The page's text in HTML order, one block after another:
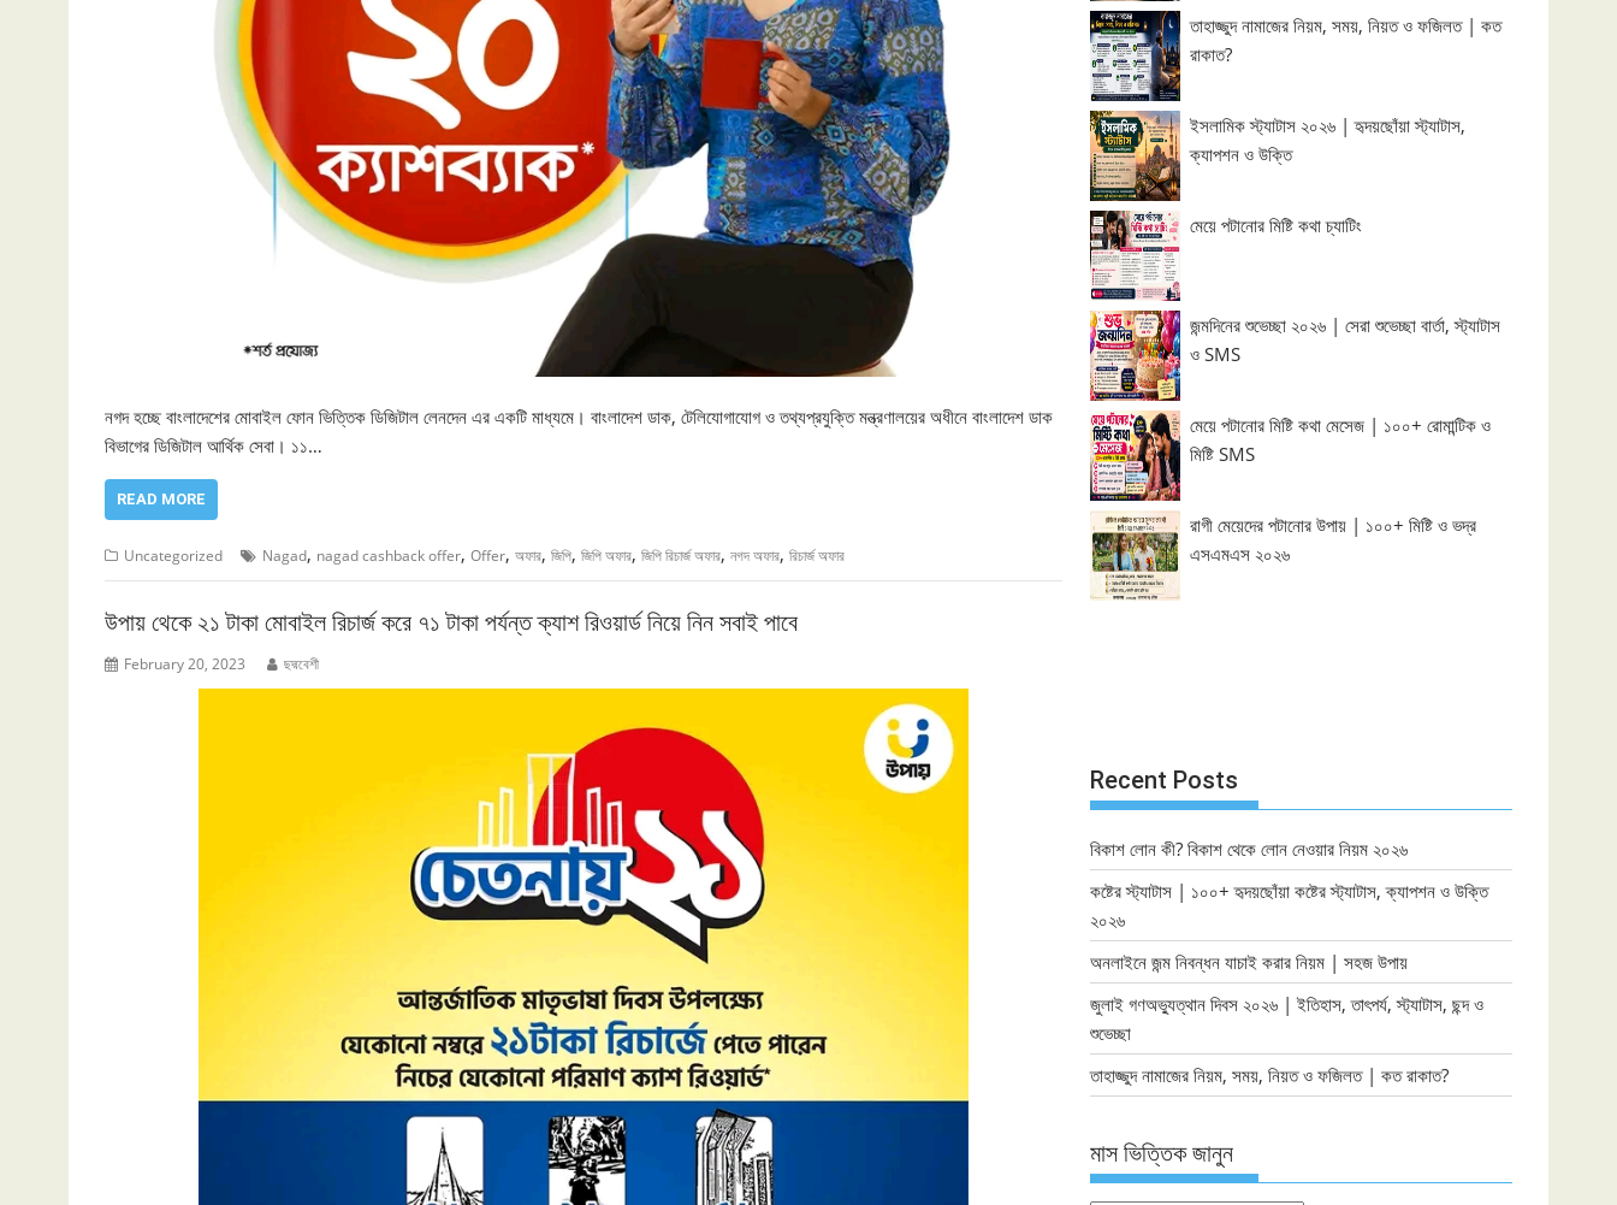
নগদ হচ্ছে বাংলাদেশের মোবাইল ফোন ভিত্তিক ডিজিটাল লেনদেন এর একটি মাধ্যমে। বাংলাদেশ ডাক, টেলিযোগাযোগ ও তথ্যপ্রযুক্তি মন্ত্রণালয়ের অধীনে বাংলাদেশ ডাক
বিভাগের ডিজিটাল আর্থিক সেবা। ১১…
READ MORE
Uncategorized Nagad, nagad cashback offer, Offer, অফার, জিপি, জিপি অফার, জিপি রিচার্জ অফার, নগদ অফার, রিচার্জ অফার
উপায় থেকে ২১ টাকা মোবাইল রিচার্জ করে ৭১ টাকা পর্যন্ত ক্যাশ রিওয়ার্ড নিয়ে নিন সবাই পাবে
February 20, 2023 ছদ্মবেশী
তাহাজ্জুদ নামাজের নিয়ম, সময়, নিয়ত ও ফজিলত | কত
রাকাত?
ইসলামিক স্ট্যাটাস ২০২৬ | হৃদয়ছোঁয়া স্ট্যাটাস,
ক্যাপশন ও উক্তি
মেয়ে পটানোর মিষ্টি কথা চ্যাটিং
জন্মদিনের শুভেচ্ছা ২০২৬ | সেরা শুভেচ্ছা বার্তা, স্ট্যাটাস
ও SMS
মেয়ে পটানোর মিষ্টি কথা মেসেজ | ১০০+ রোমান্টিক ও
মিষ্টি SMS
রাগী মেয়েদের পটানোর উপায় | ১০০+ মিষ্টি ও ভদ্র
এসএমএস ২০২৬
Recent Posts
বিকাশ লোন কী? বিকাশ থেকে লোন নেওয়ার নিয়ম ২০২৬
কষ্টের স্ট্যাটাস | ১০০+ হৃদয়ছোঁয়া কষ্টের স্ট্যাটাস, ক্যাপশন ও উক্তি
২০২৬
অনলাইনে জন্ম নিবন্ধন যাচাই করার নিয়ম | সহজ উপায়
জুলাই গণঅভ্যুত্থান দিবস ২০২৬ | ইতিহাস, তাৎপর্য, স্ট্যাটাস, ছন্দ ও
শুভেচ্ছা
তাহাজ্জুদ নামাজের নিয়ম, সময়, নিয়ত ও ফজিলত | কত রাকাত?
মাস ভিত্তিক জানুন